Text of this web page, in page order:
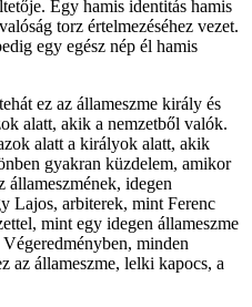
Egy hamis identitás hamis
torz értelmezéséhez vezet.
egy egész nép él hamis
ez az állameszme király és
alatt, akik a nemzetből valók.
alatt a királyok alatt, akik
gyakran küzdelem, amikor
idegen
Lajos, arbiterek, mint Ferenc
mint egy idegen állameszme
minden
az állameszme, lelki kapocs, a